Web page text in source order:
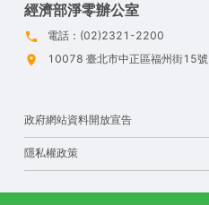
經濟部淨零辦公室
電話：(02)2321-2200
10078 臺北市中正區福州街15號
政府網站資料開放宣告
隱私權政策